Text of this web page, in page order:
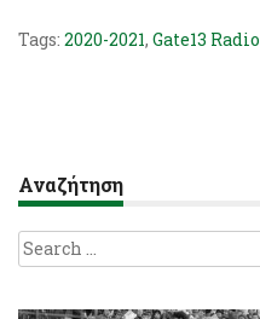
Tags: 2020-2021, Gate13 Radio
Αναζήτηση
Search
for: